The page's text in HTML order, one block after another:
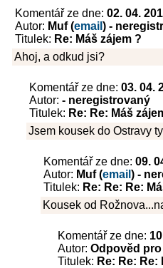
Komentář ze dne: 02. 04.
Autor: Muf (email ) -
Titulek: Re: Máš zájem ?
Ahoj, a odkud jsi?
Komentář ze dne: 03. 04.
Autor: - neregistrovaný
Titulek: Re: Re: Máš
Jsem kousek do Ostravy
Komentář ze dne: 09.
Autor: Muf (email ) -
Titulek: Re: Re: Re:
Kousek od
Komentář ze dne:
Autor: Odpověd
Titulek: Re: Re: Re: